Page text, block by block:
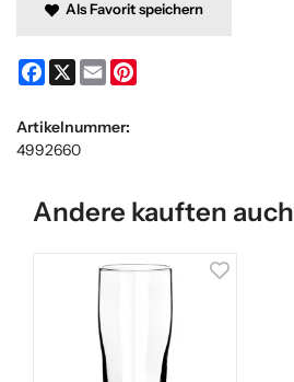
Als Favorit speichern
Facebook
X Email
Artikelnummer:
4992660
Andere kauften auch